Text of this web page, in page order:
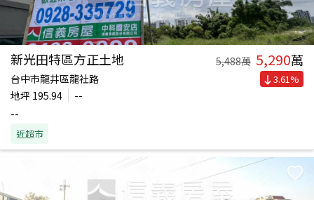
新光田特區方正土地 5,488萬 5,290萬
台中市龍井區龍社路
地坪 195.94
--
--
近超市
3.61%